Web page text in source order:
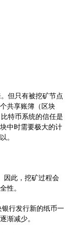
但只有被挖矿节点
共享账簿（区块
特币系统的信任是
中时需要极大的计
。
因此，挖矿过程会
性。
行发行新的纸币一
渐减少。